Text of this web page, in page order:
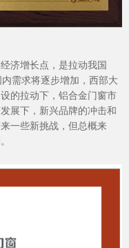
品牌资讯
济增长点，是拉动我国
需求将逐步增加，西部大
的拉动下，铝合金门窗市
展下，新兴品牌的冲击和
一些新挑战，但总概来